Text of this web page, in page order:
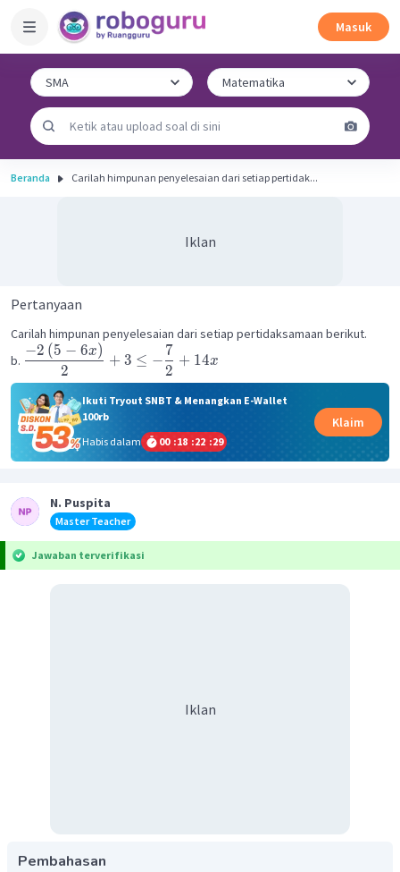
Masuk
Beranda Carilah himpunan penyelesaian dari setiap pertidak...
Iklan
Pertanyaan
Carilah himpunan penyelesaian dari setiap pertidaksamaan berikut.
b.
2
−2 (5 − 6x)
+ 3 ≤ −
2
7
+ 14x
Ikuti Tryout SNBT & Menangkan E-Wallet
100rb
Habis dalam
00 :18 :22 :28
Klaim
N. Puspita
Master Teacher
Jawaban terverifikasi
Iklan
Pembahasan